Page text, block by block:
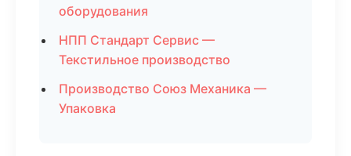
оборудования
НПП Стандарт Сервис —
Текстильное производство
Производство Союз Механика —
Упаковка